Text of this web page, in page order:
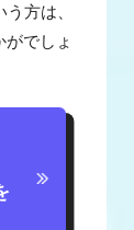
方は、
でしょ